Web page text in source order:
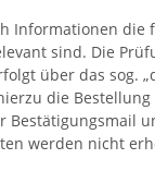
Informationen die
sind. Die
über das sog.
die
Bestätigungsmail
werden nicht